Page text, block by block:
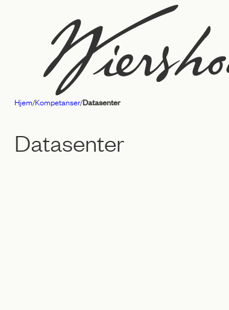
Advokatfirmaet
Wiersholm
Hjem/Kompetanser/Datasenter
Datasenter